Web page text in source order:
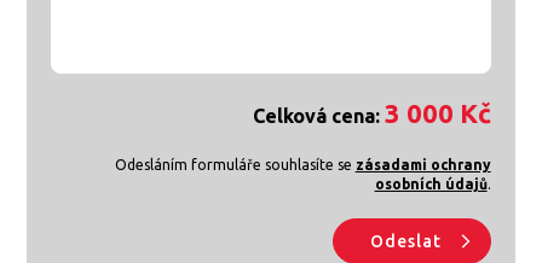
Celková cena: 3 000 Kč
Odesláním formuláře souhlasíte se zásadami ochrany
osobních údajů.
Odeslat